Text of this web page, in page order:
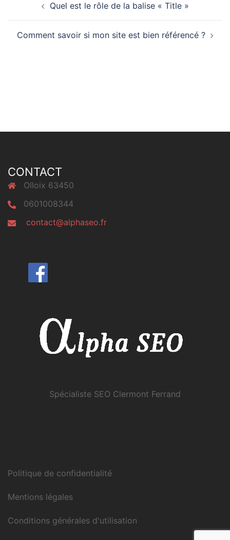
Quel est le rôle de la balise « Title »
Comment savoir si mon site est bien référencé ?
CONTACT
Olloix 63450
0601008344
Spécialiste SEO Clermont Ferrand
Politique de confidentialité
Mentions légales
Conditions générales d'utilisation